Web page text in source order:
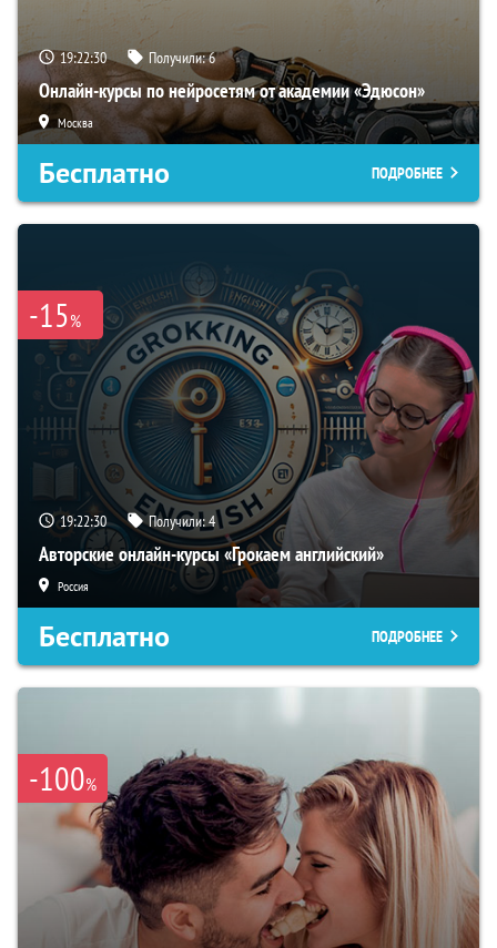
19:22:29 Получили:6
Онлайн-курсы по нейросетям от академии «Эдюсон»
Москва
Бесплатно ПОДРОБНЕЕ
-15%
19:22:29 Получили:4
Авторские онлайн-курсы «Грокаем английский»
Россия
Бесплатно ПОДРОБНЕЕ
-100%